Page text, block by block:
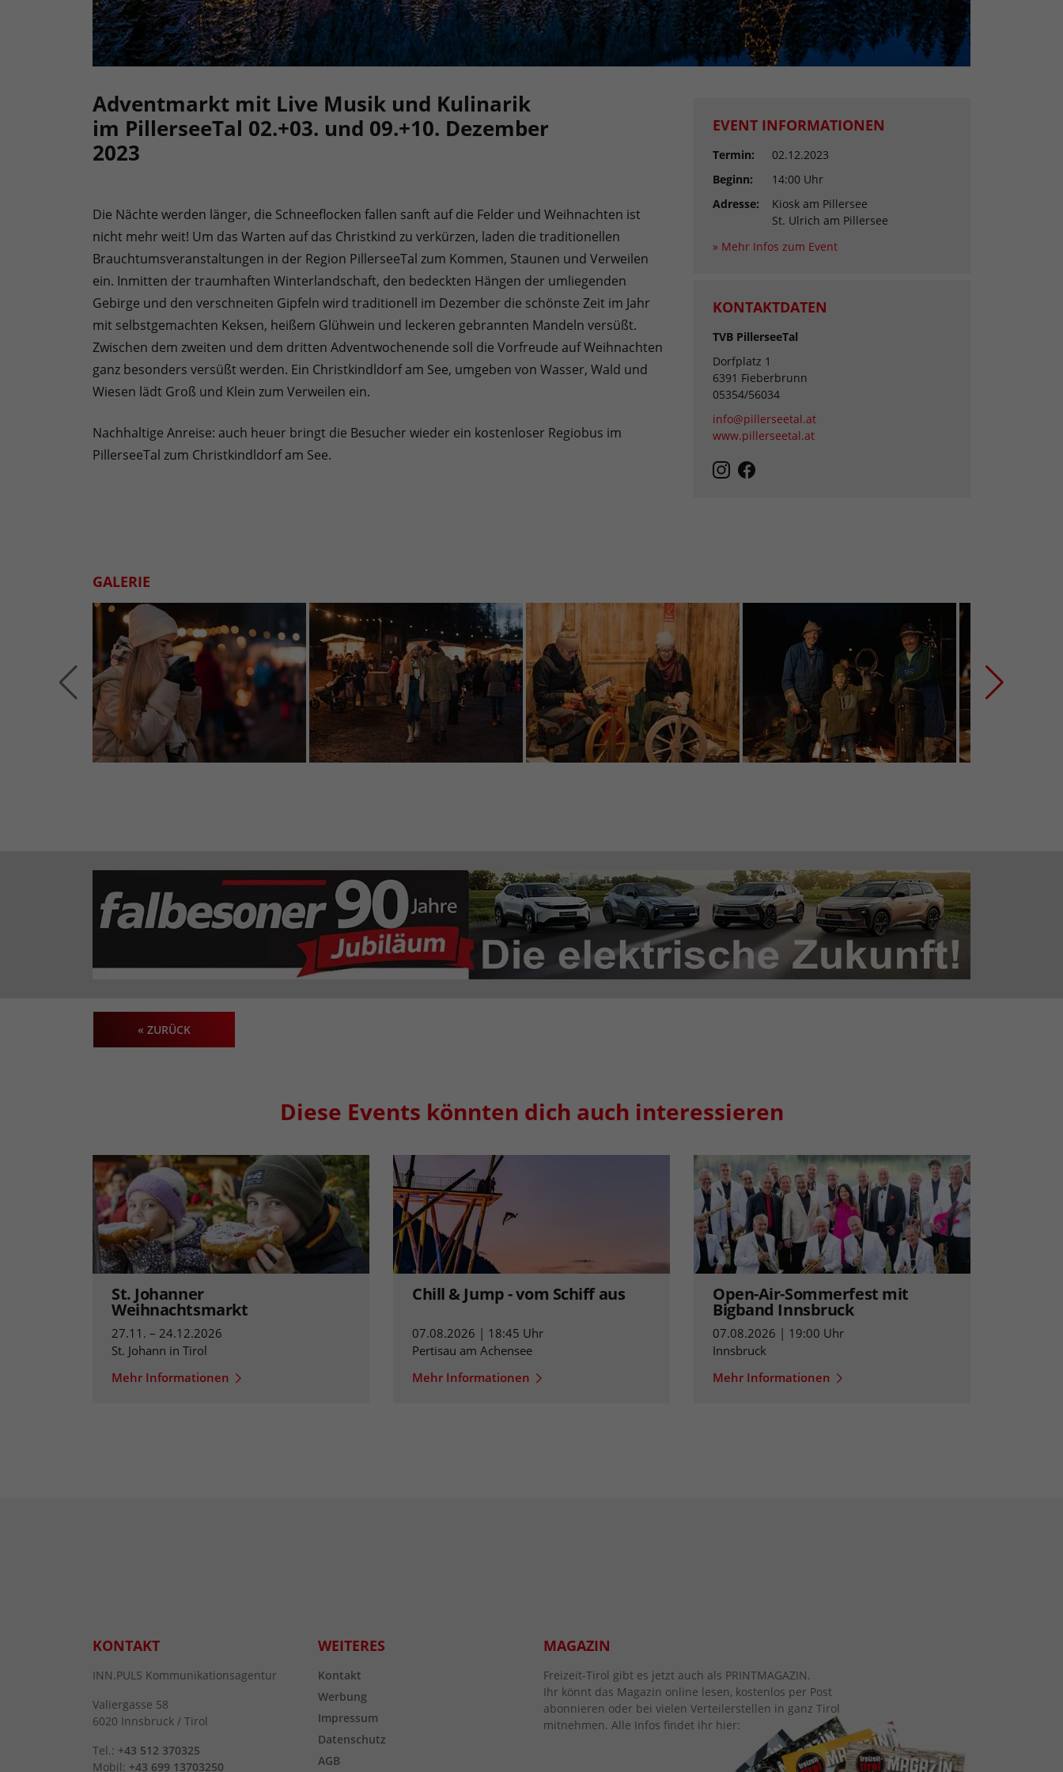
Adventmarkt mit Live Musik und Kulinarik
im PillerseeTal 02.+03. und 09.+10. Dezember
2023
Die Nächte werden länger, die Schneeflocken fallen sanft auf die Felder und Weihnachten ist
nicht mehr weit! Um das Warten auf das Christkind zu verkürzen, laden die traditionellen
Brauchtumsveranstaltungen in der Region PillerseeTal zum Kommen, Staunen und Verweilen
ein. Inmitten der traumhaften Winterlandschaft, den bedeckten Hängen der umliegenden
Gebirge und den verschneiten Gipfeln wird traditionell im Dezember die schönste Zeit im Jahr
mit selbstgemachten Keksen, heißem Glühwein und leckeren gebrannten Mandeln versüßt.
Zwischen dem zweiten und dem dritten Adventwochenende soll die Vorfreude auf Weihnachten
ganz besonders versüßt werden. Ein Christkindldorf am See, umgeben von Wasser, Wald und
Wiesen lädt Groß und Klein zum Verweilen ein.
Nachhaltige Anreise: auch heuer bringt die Besucher wieder ein kostenloser Regiobus im
PillerseeTal zum Christkindldorf am See.
EVENT INFORMATIONEN
Termin:
02.12.2023
Beginn:
14:00 Uhr
Adresse:
Kiosk am Pillersee
St. Ulrich am Pillersee
» Mehr Infos zum Event
KONTAKTDATEN
TVB PillerseeTal
Dorfplatz 1
6391 Fieberbrunn
05354/56034
info@pillerseetal.at
www.pillerseetal.at
GALERIE
« ZURÜCK
Diese Events könnten dich auch interessieren
St. Johanner
Weihnachtsmarkt
27.11. – 24.12.2026
St. Johann in Tirol
Mehr Informationen
Chill & Jump - vom Schiff aus
07.08.2026 | 18:45 Uhr
Pertisau am Achensee
Mehr Informationen
Open-Air-Sommerfest mit
Bigband Innsbruck
07.08.2026 | 19:00 Uhr
Innsbruck
Mehr Informationen
KONTAKT
INN.PULS Kommunikationsagentur
Valiergasse 58
6020 Innsbruck / Tirol
Tel.: +43 512 370325
Mobil: +43 699 13703250
WEITERES
Kontakt
Werbung
Impressum
Datenschutz
AGB
MAGAZIN
Freizeit-Tirol gibt es jetzt auch als PRINTMAGAZIN.
Ihr könnt das Magazin online lesen, kostenlos per Post
abonnieren oder bei vielen Verteilerstellen in ganz Tirol
mitnehmen. Alle Infos findet ihr hier: